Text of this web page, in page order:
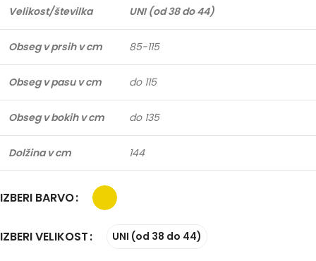
Velikost/številka UNI (od 38 do 44)
Obseg v prsih v cm 85-115
Obseg v pasu v cm do 115
Obseg v bokih v cm do 135
Dolžina v cm 144
IZBERI BARVO
IZBERI VELIKOST UNI (od 38 do 44)